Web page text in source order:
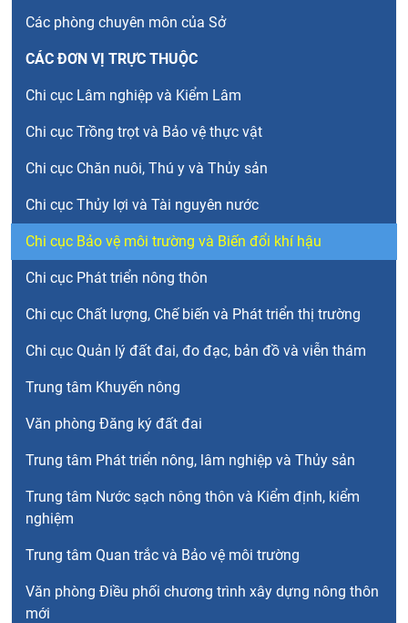
Các phòng chuyên môn của Sở
CÁC ĐƠN VỊ TRỰC THUỘC
Chi cục Lâm nghiệp và Kiểm Lâm
Chi cục Trồng trọt và Bảo vệ thực vật
Chi cục Chăn nuôi, Thú y và Thủy sản
Chi cục Thủy lợi và Tài nguyên nước
Chi cục Bảo vệ môi trường và Biến đổi khí hậu
Chi cục Phát triển nông thôn
Chi cục Chất lượng, Chế biến và Phát triển thị trường
Chi cục Quản lý đất đai, đo đạc, bản đồ và viễn thám
Trung tâm Khuyến nông
Văn phòng Đăng ký đất đai
Trung tâm Phát triển nông, lâm nghiệp và Thủy sản
Trung tâm Nước sạch nông thôn và Kiểm định, kiểm
nghiệm
Trung tâm Quan trắc và Bảo vệ môi trường
Văn phòng Điều phối chương trình xây dựng nông thôn
mới